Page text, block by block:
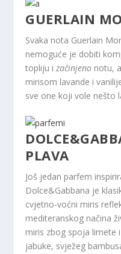
GUERLAIN
Svaka nota Guerlain
nemoguće je dobiti
topliju izačinjeno notu,
mirisom lavande i
sve one koji vole nešto
PLAVA
Još jedan parfem
Dolce&Gabbana je
cvjetno-voćni miris
mediteranskog načina
miris zbog spoja limete
jabuke, svježeg